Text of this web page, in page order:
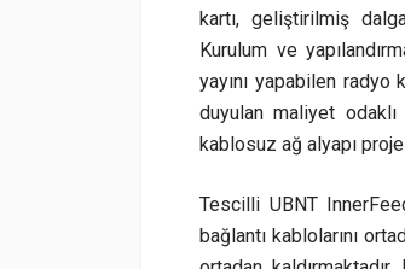
kartı, geliştirilmiş
Kurulum ve
yayını yapabilen
duyulan maliyet odaklı
kablosuz ağ alyapı
Tescilli UBNT
bağlantı kablolarını